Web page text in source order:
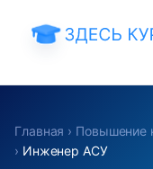
Главная › Повышение
› Инженер АСУ